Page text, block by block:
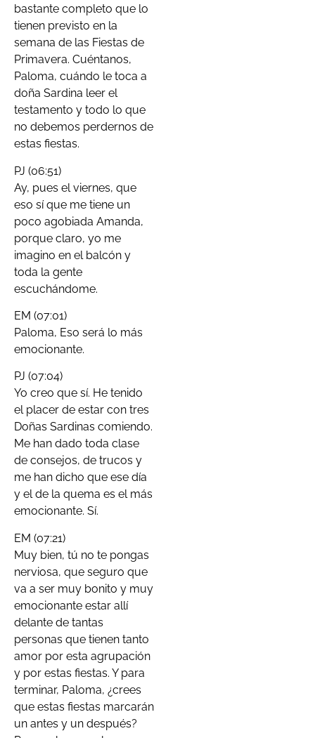
bastante completo que lo
tienen previsto en la
semana de las Fiestas de
Primavera. Cuéntanos,
Paloma, cuándo le toca a
doña Sardina leer el
testamento y todo lo que
no debemos perdernos de
estas fiestas.
PJ (06:51)
Ay, pues el viernes, que
eso sí que me tiene un
poco agobiada Amanda,
porque claro, yo me
imagino en el balcón y
toda la gente
escuchándome.
EM (07:01)
Paloma, Eso será lo más
emocionante.
PJ (07:04)
Yo creo que sí. He tenido
el placer de estar con tres
Doñas Sardinas comiendo.
Me han dado toda clase
de consejos, de trucos y
me han dicho que ese día
y el de la quema es el más
emocionante. Sí.
EM (07:21)
Muy bien, tú no te pongas
nerviosa, que seguro que
va a ser muy bonito y muy
emocionante estar allí
delante de tantas
personas que tienen tanto
amor por esta agrupación
y por estas fiestas. Y para
terminar, Paloma, ¿crees
que estas fiestas marcarán
un antes y un después?